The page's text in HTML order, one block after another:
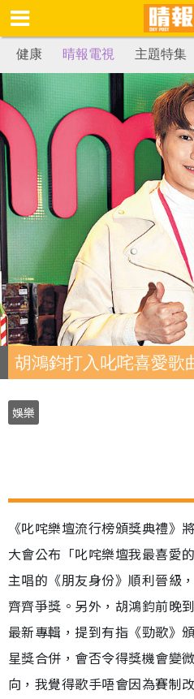
健康 晴報電視 主題特集
胡鴻鈞打入叱咤喜愛歌
娛樂
《叱咤樂壇流行榜頒獎典禮》
大會公布「叱咤樂壇我最喜愛
主唱的《朋友身份》順利晉級
齊齊爭獎。另外，胡鴻鈞前晚
最新專輯，提到有指《勁歌》
星獎合併，會否令得獎機會變
向，我覺得歌手唔會因為賽制